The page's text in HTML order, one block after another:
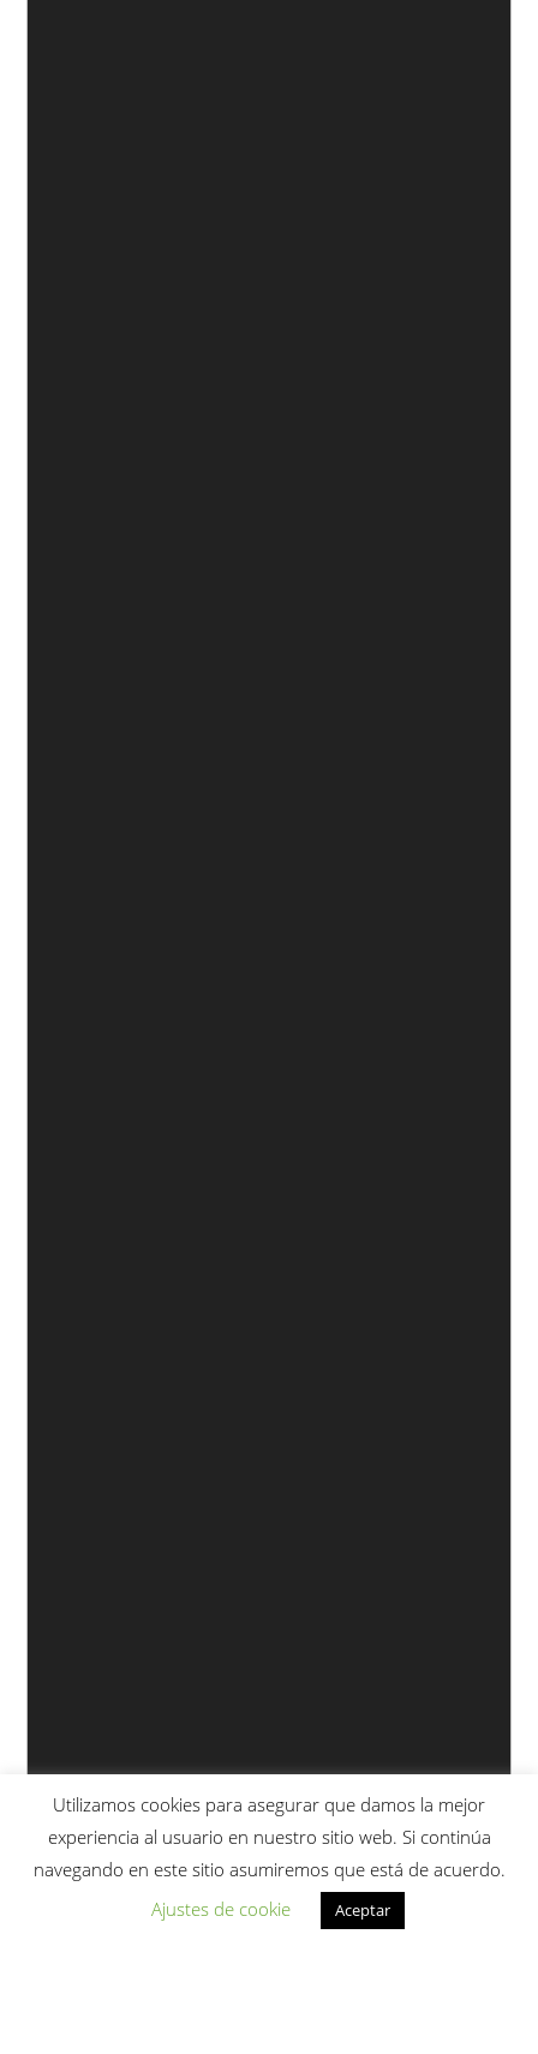
Utilizamos cookies para asegurar que damos la mejor
experiencia al usuario en nuestro sitio web. Si continúa
navegando en este sitio asumiremos que está de acuerdo.
Ajustes de cookie
Aceptar